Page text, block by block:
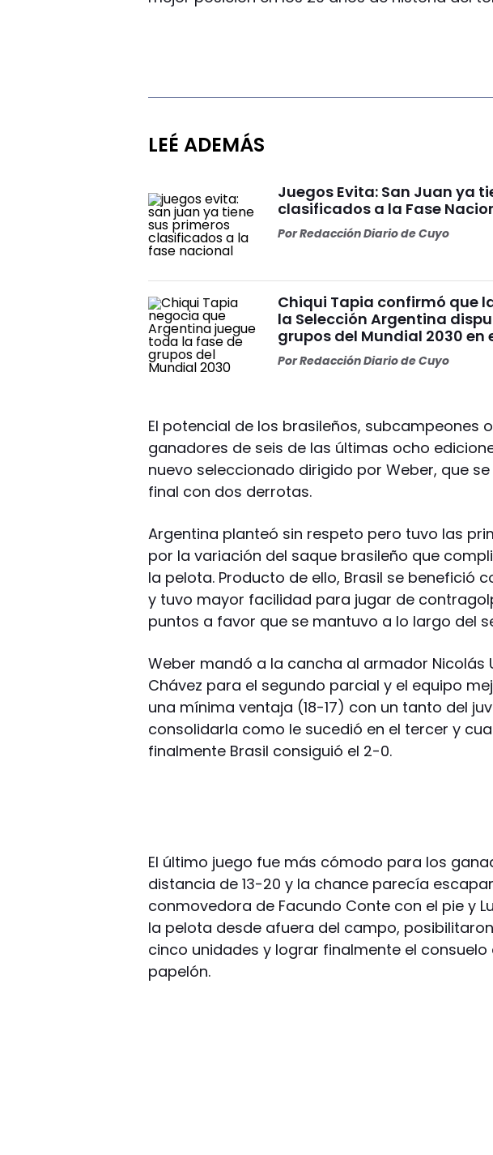
LEÉ ADEMÁS
Juegos Evita: San Juan ya
clasificados a la Fase
PorRedacción Diario de Cuyo
Chiqui Tapia confirmó que
la Selección Argentina
grupos del Mundial 2030 en
PorRedacción Diario de Cuyo
El potencial de los brasileños, subcampeones
ganadores de seis de las últimas ocho
nuevo seleccionado dirigido por Weber, que
final con dos derrotas.
Argentina planteó sin respeto pero tuvo las
por la variación del saque brasileño que
la pelota. Producto de ello, Brasil se benefició
y tuvo mayor facilidad para jugar de
puntos a favor que se mantuvo a lo largo del
Weber mandó a la cancha al armador Nicolás
Chávez para el segundo parcial y el equipo
una mínima ventaja (18-17) con un tanto del
consolidarla como le sucedió en el tercer y
finalmente Brasil consiguió el 2-0.
El último juego fue más cómodo para los
distancia de 13-20 y la chance parecía
conmovedora de Facundo Conte con el pie y
la pelota desde afuera del campo,
cinco unidades y lograr finalmente el
papelón.